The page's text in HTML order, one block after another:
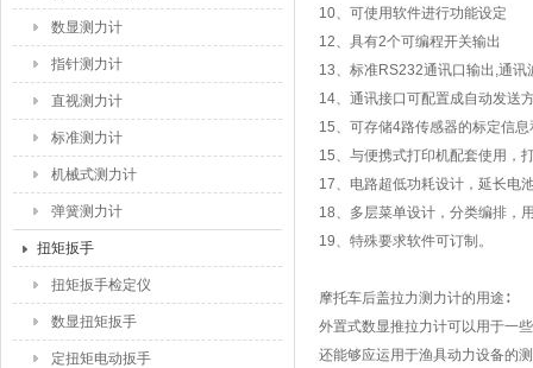
数显测力计
指针测力计
直视测力计
标准测力计
机械式测力计
弹簧测力计
扭矩扳手
扭矩扳手检定仪
数显扭矩扳手
定扭矩电动扳手
10、可使用软件进行功能设定
12、具有2个可编程开关输出
13、标准RS232通讯口输出,通讯
14、通讯接口可配置成自动发送
15、可存储4路传感器的标定信
15、与便携式打印机配套使用，
17、电路超低功耗设计，延长电
18、多层菜单设计，分类编排，
19、特殊要求软件可订制。
摩托车后盖拉力测力计的用途∶
外置式数显推拉力计可以用于一
还能够应运用于渔具动力设备的